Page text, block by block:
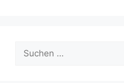
nach: